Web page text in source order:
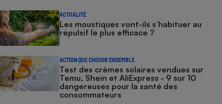
ACTUALITÉ
Les moustiques vont-ils s’habituer au
répulsif le plus efficace ?
ACTION QUE CHOISIR ENSEMBLE
Test des crèmes solaires vendues sur
Temu, Shein et AliExpress - 9 sur 10
dangereuses pour la santé des
consommateurs